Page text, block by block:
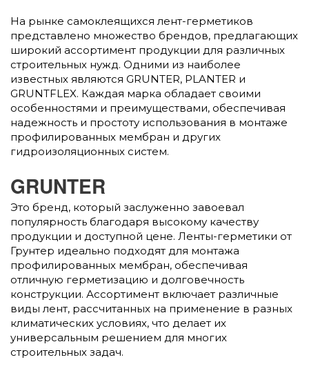
На рынке самоклеящихся лент-герметиков
представлено множество брендов, предлагающих
широкий ассортимент продукции для различных
строительных нужд. Одними из наиболее
известных являются GRUNTER, PLANTER и
GRUNTFLEX. Каждая марка обладает своими
особенностями и преимуществами, обеспечивая
надежность и простоту использования в монтаже
профилированных мембран и других
гидроизоляционных систем.
GRUNTER
Это бренд, который заслуженно завоевал
популярность благодаря высокому качеству
продукции и доступной цене. Ленты-герметики от
Грунтер идеально подходят для монтажа
профилированных мембран, обеспечивая
отличную герметизацию и долговечность
конструкции. Ассортимент включает различные
виды лент, рассчитанных на применение в разных
климатических условиях, что делает их
универсальным решением для многих
строительных задач.